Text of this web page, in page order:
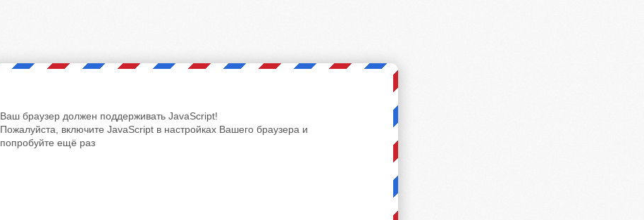
Ваш браузер должен поддерживать JavaScript!
Пожалуйста, включите JavaScript в настройках Вашего браузера и
попробуйте ещё раз